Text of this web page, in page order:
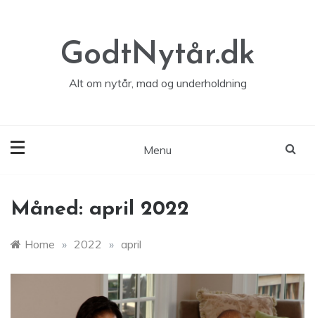
GodtNytår.dk
Alt om nytår, mad og underholdning
Menu
Måned: april 2022
Home » 2022 » april